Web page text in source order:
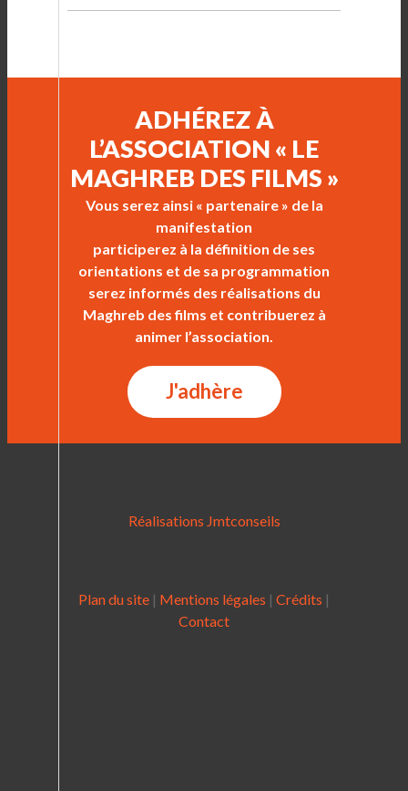
ADHÉREZ À
L’ASSOCIATION « LE
MAGHREB DES FILMS »
Vous serez ainsi « partenaire » de la
manifestation
participerez à la définition de ses
orientations et de sa programmation
serez informés des réalisations du
Maghreb des films et contribuerez à
animer l’association.
J'adhère
Réalisations Jmtconseils
Plan du site | Mentions légales | Crédits |
Contact